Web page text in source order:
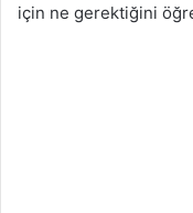
için ne gerektiğini